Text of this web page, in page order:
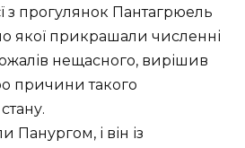
з прогулянок Пантагрюель
якої прикрашали численні
нещасного, вирішив
причини такого
Панургом, і він із